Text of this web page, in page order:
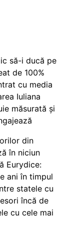
să-i ducă pe
de 100%
cu media
Iuliana
măsurată și
din
în niciun
Eurydice:
ani în timpul
statele cu
încă de
cu cele mai